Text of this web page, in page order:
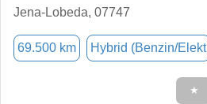
Jena-Lobeda, 07747
69.500 km Hybrid (Benzin/Elekt
★